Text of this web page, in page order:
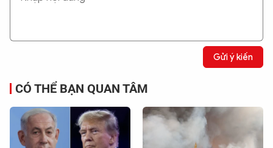
Gửi ý kiến
CÓ THỂ BẠN QUAN TÂM